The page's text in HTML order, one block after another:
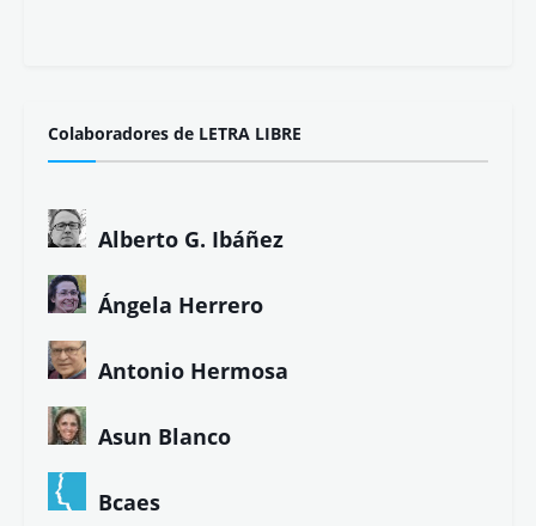
Colaboradores de LETRA LIBRE
Alberto G. Ibáñez
Ángela Herrero
Antonio Hermosa
Asun Blanco
Bcaes